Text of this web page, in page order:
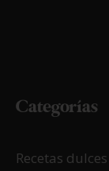
Categorías
Recetas dulces